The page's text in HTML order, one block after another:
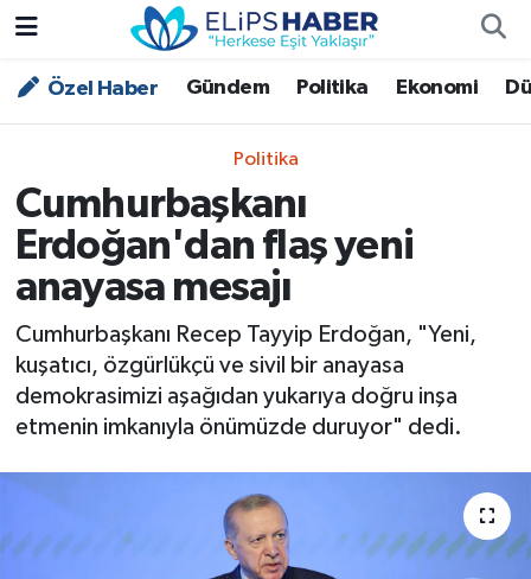
Özel Haber Gündem Politika Ekonomi
Politika
Cumhurbaşkanı
Erdoğan'dan flaş yeni
anayasa mesajı
Cumhurbaşkanı Recep Tayyip Erdoğan, "Yeni,
kuşatıcı, özgürlükçü ve sivil bir anayasa
demokrasimizi aşağıdan yukarıya doğru inşa
etmenin imkanıyla önümüzde duruyor" dedi.
Özel Haber
Asayiş
Bilim - Teknoloji
Çevre - İklim
Dünya
Nöbetçi Eczaneler
Trafik Durumu
Süper Lig Puan Durumu ve Fikstür
Tüm Manşetler
Son Dakika Haberleri